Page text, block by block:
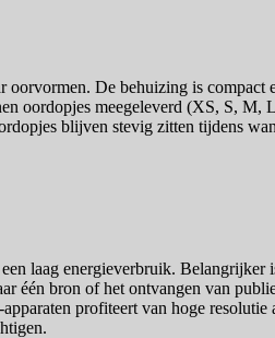
De behuizing is
oordopjes meegeleverd (XS, S,
blijven stevig zitten tijdens
laag energieverbruik.
één bron of het ontvangen van
profiteert van hoge